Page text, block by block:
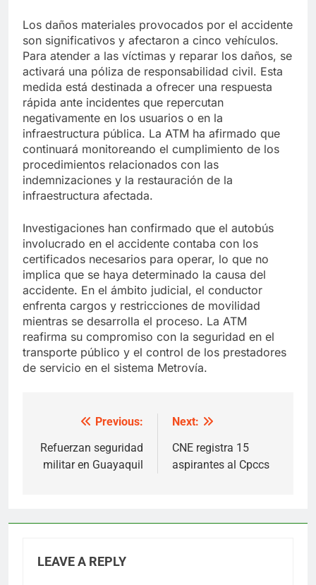
Los daños materiales provocados por el accidente
son significativos y afectaron a cinco vehículos.
Para atender a las víctimas y reparar los daños, se
activará una póliza de responsabilidad civil. Esta
medida está destinada a ofrecer una respuesta
rápida ante incidentes que repercutan
negativamente en los usuarios o en la
infraestructura pública. La ATM ha afirmado que
continuará monitoreando el cumplimiento de los
procedimientos relacionados con las
indemnizaciones y la restauración de la
infraestructura afectada.
Investigaciones han confirmado que el autobús
involucrado en el accidente contaba con los
certificados necesarios para operar, lo que no
implica que se haya determinado la causa del
accidente. En el ámbito judicial, el conductor
enfrenta cargos y restricciones de movilidad
mientras se desarrolla el proceso. La ATM
reafirma su compromiso con la seguridad en el
transporte público y el control de los prestadores
de servicio en el sistema Metrovía.
navigation
Previous:
Refuerzan seguridad
militar en Guayaquil
Next:
CNE registra 15
aspirantes al Cpccs
LEAVE A REPLY